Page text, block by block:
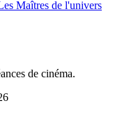
Maîtres de l'univers
de cinéma.